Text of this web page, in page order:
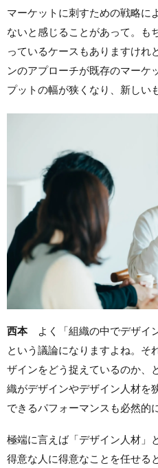
マーケットに刺すための戦略に
ないと感じることがあって。も
っているケースもありますけれ
ンのアプローチが既存のマーケ
プットの幅が狭くなり、新しい
西本よく「組織の中でデザイ
という議論になりますよね。そ
ザインをどう捉えているのか、
織がデザインやデザイン人材を
できるパフォーマンスも必然的
極端に言えば「デザイン人材」
得意な人に得意なことを任せる